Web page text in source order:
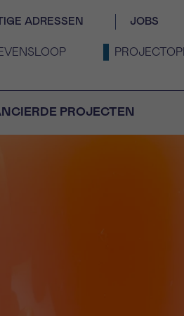
ADRESSEN JOBS
PROJECTEN